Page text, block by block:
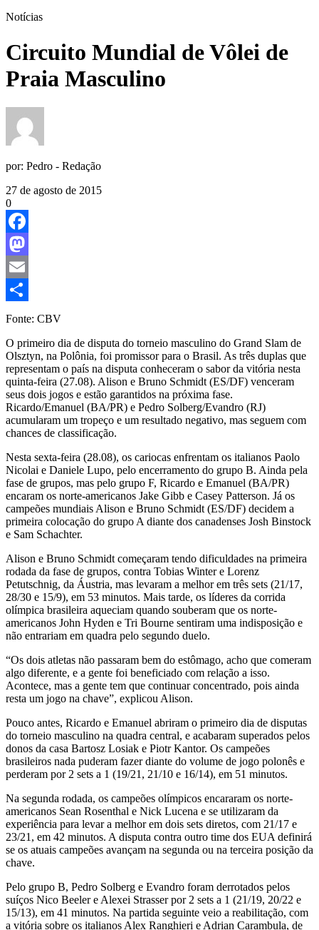
Notícias
Circuito Mundial de Vôlei de
Praia Masculino
por: Pedro - Redação
27 de agosto de 2015
0
Facebook
Mastodon
Email
Share
Fonte: CBV
O primeiro dia de disputa do torneio masculino do Grand Slam de
Olsztyn, na Polônia, foi promissor para o Brasil. As três duplas que
representam o país na disputa conheceram o sabor da vitória nesta
quinta-feira (27.08). Alison e Bruno Schmidt (ES/DF) venceram
seus dois jogos e estão garantidos na próxima fase.
Ricardo/Emanuel (BA/PR) e Pedro Solberg/Evandro (RJ)
acumularam um tropeço e um resultado negativo, mas seguem com
chances de classificação.
Nesta sexta-feira (28.08), os cariocas enfrentam os italianos Paolo
Nicolai e Daniele Lupo, pelo encerramento do grupo B. Ainda pela
fase de grupos, mas pelo grupo F, Ricardo e Emanuel (BA/PR)
encaram os norte-americanos Jake Gibb e Casey Patterson. Já os
campeões mundiais Alison e Bruno Schmidt (ES/DF) decidem a
primeira colocação do grupo A diante dos canadenses Josh Binstock
e Sam Schachter.
Alison e Bruno Schmidt começaram tendo dificuldades na primeira
rodada da fase de grupos, contra Tobias Winter e Lorenz
Petutschnig, da Áustria, mas levaram a melhor em três sets (21/17,
28/30 e 15/9), em 53 minutos. Mais tarde, os líderes da corrida
olímpica brasileira aqueciam quando souberam que os norte-
americanos John Hyden e Tri Bourne sentiram uma indisposição e
não entrariam em quadra pelo segundo duelo.
“Os dois atletas não passaram bem do estômago, acho que comeram
algo diferente, e a gente foi beneficiado com relação a isso.
Acontece, mas a gente tem que continuar concentrado, pois ainda
resta um jogo na chave”, explicou Alison.
Pouco antes, Ricardo e Emanuel abriram o primeiro dia de disputas
do torneio masculino na quadra central, e acabaram superados pelos
donos da casa Bartosz Losiak e Piotr Kantor. Os campeões
brasileiros nada puderam fazer diante do volume de jogo polonês e
perderam por 2 sets a 1 (19/21, 21/10 e 16/14), em 51 minutos.
Na segunda rodada, os campeões olímpicos encararam os norte-
americanos Sean Rosenthal e Nick Lucena e se utilizaram da
experiência para levar a melhor em dois sets diretos, com 21/17 e
23/21, em 42 minutos. A disputa contra outro time dos EUA definirá
se os atuais campeões avançam na segunda ou na terceira posição da
chave.
Pelo grupo B, Pedro Solberg e Evandro foram derrotados pelos
suíços Nico Beeler e Alexei Strasser por 2 sets a 1 (21/19, 20/22 e
15/13), em 41 minutos. Na partida seguinte veio a reabilitação, com
a vitória sobre os italianos Alex Ranghieri e Adrian Carambula, de